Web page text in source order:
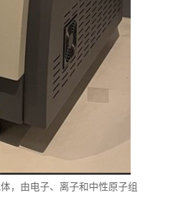
，由电子、离子和中性原子组